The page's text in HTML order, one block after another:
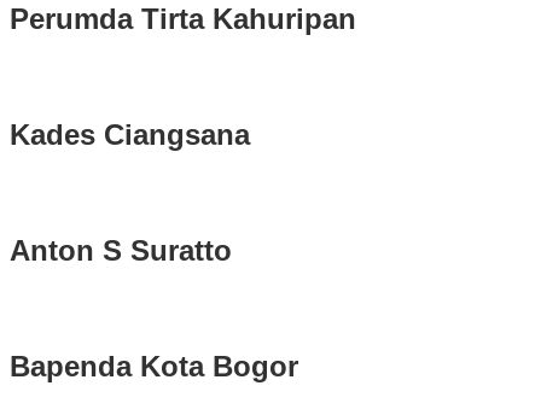
Perumda Tirta Kahuripan
Kades Ciangsana
Anton S Suratto
Bapenda Kota Bogor